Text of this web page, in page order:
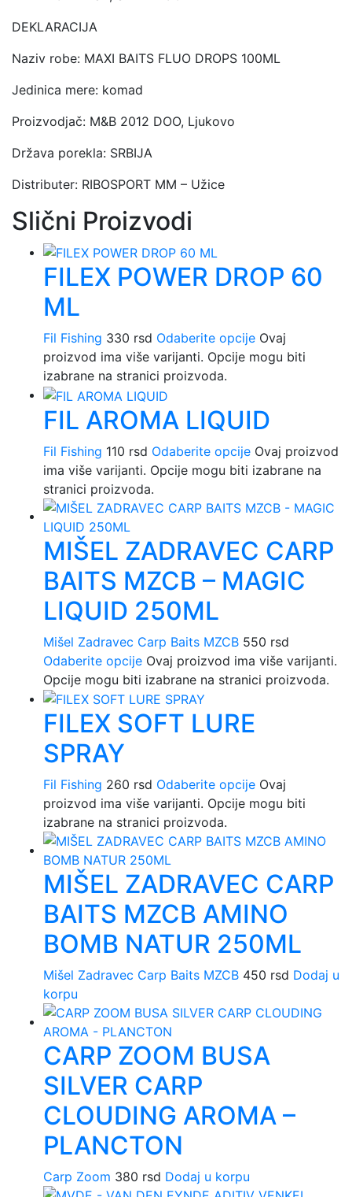
DEKLARACIJA
Naziv robe: MAXI BAITS FLUO DROPS 100ML
Jedinica mere: komad
Proizvodjač: M&B 2012 DOO, Ljukovo
Država porekla: SRBIJA
Distributer: RIBOSPORT MM – Užice
Slični Proizvodi
FILEX POWER DROP 60
ML
Fil Fishing 330 rsd Odaberite opcije Ovaj
proizvod ima više varijanti. Opcije mogu biti
izabrane na stranici proizvoda.
FIL AROMA LIQUID
Fil Fishing 110 rsd Odaberite opcije Ovaj proizvod
ima više varijanti. Opcije mogu biti izabrane na
stranici proizvoda.
MIŠEL ZADRAVEC CARP
BAITS MZCB – MAGIC
LIQUID 250ML
Mišel Zadravec Carp Baits MZCB 550 rsd
Odaberite opcije Ovaj proizvod ima više varijanti.
Opcije mogu biti izabrane na stranici proizvoda.
FILEX SOFT LURE
SPRAY
Fil Fishing 260 rsd Odaberite opcije Ovaj
proizvod ima više varijanti. Opcije mogu biti
izabrane na stranici proizvoda.
MIŠEL ZADRAVEC CARP
BAITS MZCB AMINO
BOMB NATUR 250ML
Mišel Zadravec Carp Baits MZCB 450 rsd Dodaj u
korpu
CARP ZOOM BUSA
SILVER CARP
CLOUDING AROMA –
PLANCTON
Carp Zoom 380 rsd Dodaj u korpu